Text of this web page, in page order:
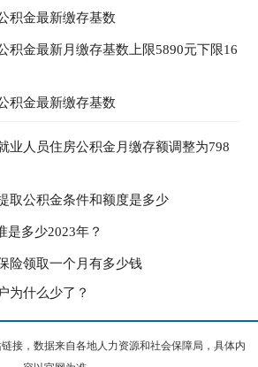
积金最新缴存基数
积金最新月缴存基数上限5890元下限16
积金最新缴存基数
业人员住房公积金月缴存额调整为798
取公积金条件和额度是多少
是多少2023年？
险领取一个月有多少钱
为什么少了？
接，数据来自各地人力资源和社会保障局，具体内